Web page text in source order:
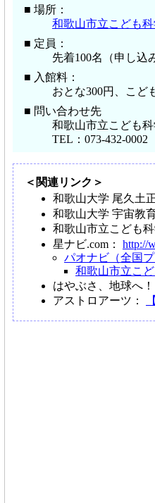
■ 場所：
和歌山市立こども
■ 定員：
先着100名（申し込
■ 入館料：
おとな300円、こど
■ 問い合わせ先
和歌山市立こども
TEL：073-432-0002
＜関連リンク＞
和歌山大学 尾久土
和歌山大学 宇宙教
和歌山市立こども科
星ナビ.com： http://
パオナビ（全国
和歌山市立こ
はやぶさ、地球へ
アストロアーツ：